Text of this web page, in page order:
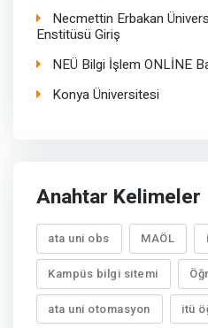
Necmettin Erbakan
Enstitüsü Giriş
NEÜ Bilgi İşlem ONLİNE
Konya Üniversitesi
Anahtar Kelimeler
ata uni obs MAÖL
Kampüs bilgi sitemi
ata uni otomasyon itü